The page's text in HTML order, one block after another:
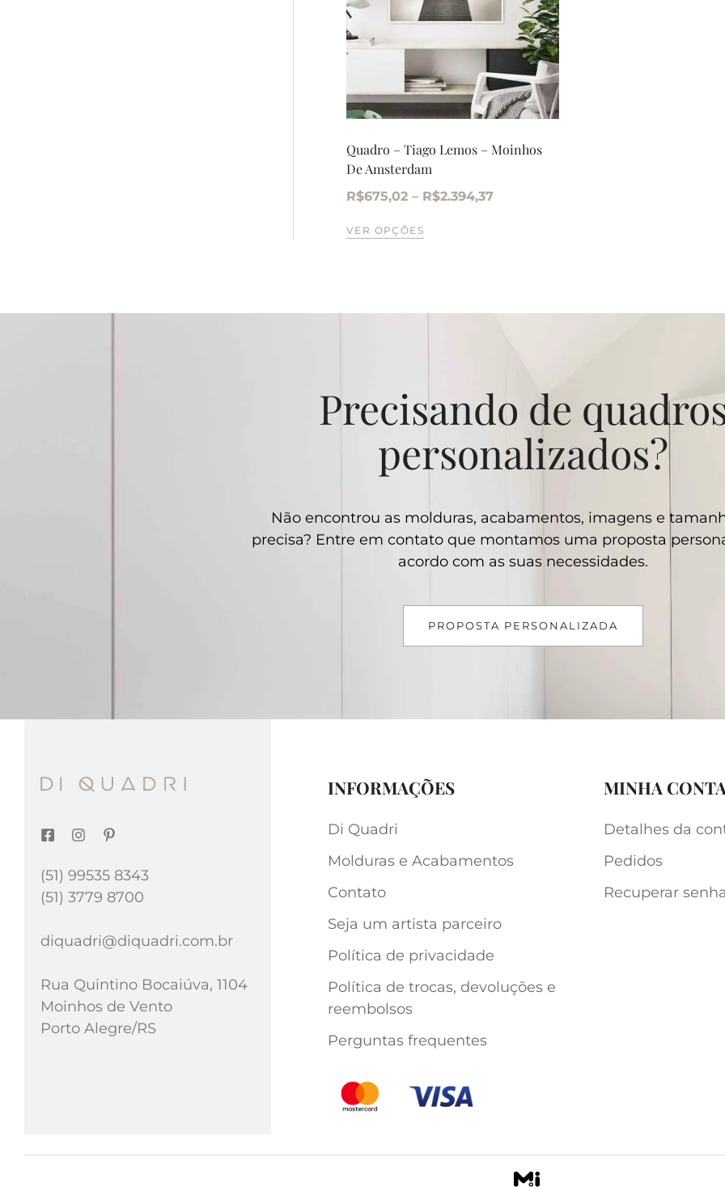
Quadro – Tiago Lemos – Moinhos
De Amsterdam
R$675,02 – R$2.394,37
VER OPÇÕES
Precisando de
personalizados?
Não encontrou as molduras, acabamentos, imagens e
precisa? Entre em contato que montamos uma proposta
acordo com as suas necessidades.
PROPOSTA PERSONALIZADA
(51) 99535 8343
(51) 3779 8700
diquadri@diquadri.com.br
Rua Quintino Bocaiúva, 1104
Moinhos de Vento
Porto Alegre/RS
INFORMAÇÕES
Di Quadri
Molduras e Acabamentos
Contato
Seja um artista parceiro
Política de privacidade
Política de trocas, devoluções e
reembolsos
Perguntas frequentes
MINHA
Detalhes da
Pedidos
Recuperar